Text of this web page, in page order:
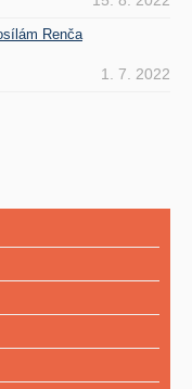
Renča
1. 7. 2022